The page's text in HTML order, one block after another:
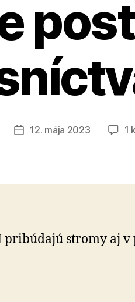
Dátum
12. mája 2023 1
pribúdajú stromy aj